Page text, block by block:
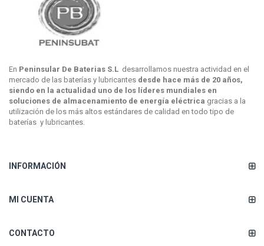
En Peninsular De Baterias S.L desarrollamos nuestra actividad en el
mercado de las baterías y lubricantes desde hace más de 20 años,
siendo en la actualidad uno de los líderes mundiales en
soluciones de almacenamiento de energía eléctrica gracias a la
utilización de los más altos estándares de calidad en todo tipo de
baterías y lubricantes.
INFORMACIÓN
MI CUENTA
CONTACTO